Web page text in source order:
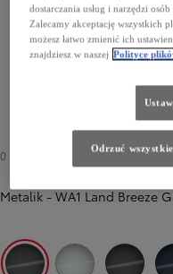
0 zł
Metalik - WA1 Land Breeze
dostarczania usług i narzędzi
Zalecamy akceptację wszystkich
możesz łatwo zmienić ich
znajdziesz w naszej Polityce
Odrzuć wszystkie